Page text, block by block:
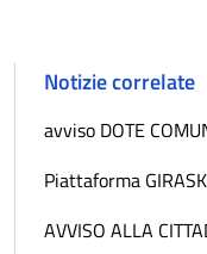
Notizie correlate
avviso DOTE
Piattaforma
AVVISO ALLA